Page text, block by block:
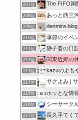
207位 The FIFO国
208位 あっと西三
209位 denmira blog
210位 季節のイベ
211位 静子春の日
212位 関東近郊の
213位 kazuのよもや
214位 サクよみ | サ
215位 ホッとな情
216位 シーサーク
217位 長久手てくてく